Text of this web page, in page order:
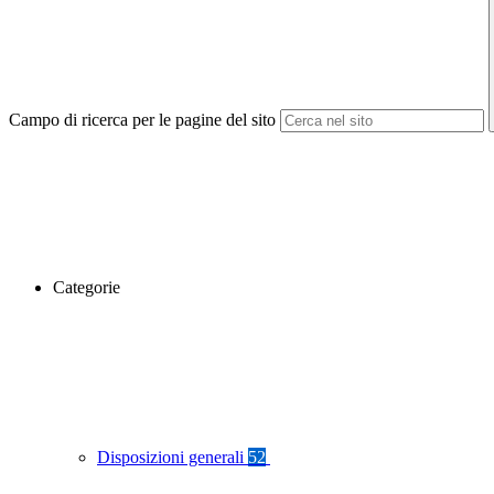
Campo di ricerca per le pagine del sito
Categorie
Disposizioni generali 52